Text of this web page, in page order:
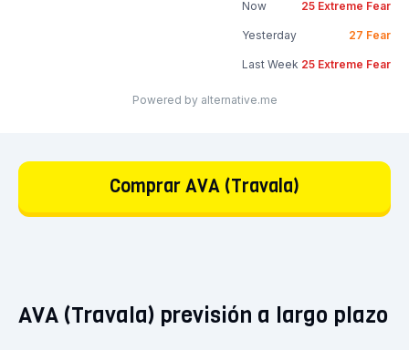
Now 25 Extreme Fear
Yesterday 27 Fear
Last Week 25 Extreme Fear
Powered by alternative.me
Comprar AVA (Travala)
AVA (Travala) previsión a largo plazo